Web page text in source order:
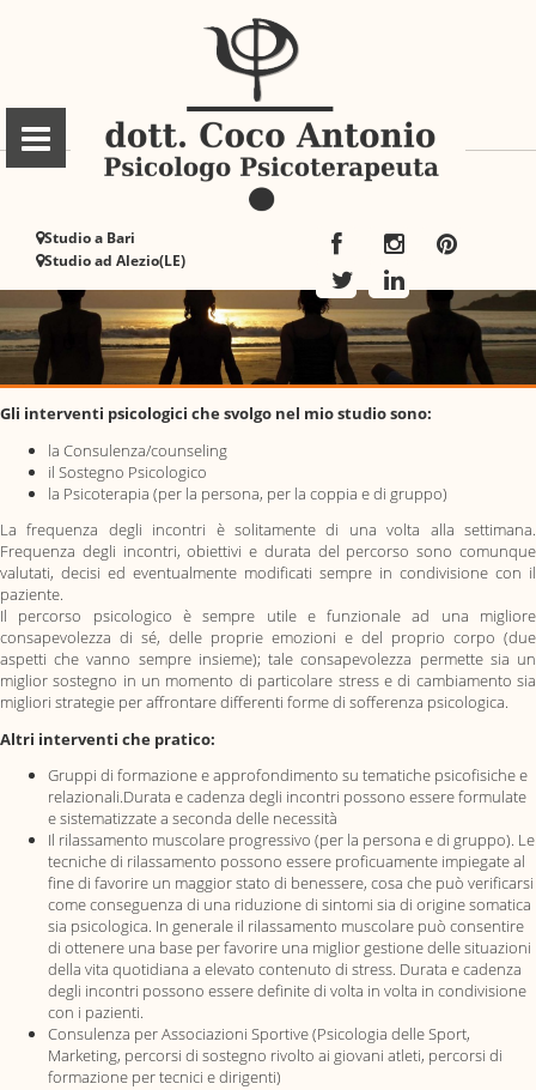
Studio a Bari
Studio ad Alezio(LE)
Gli interventi psicologici che svolgo nel mio studio sono:
la Consulenza/counseling
il Sostegno Psicologico
la Psicoterapia (per la persona, per la coppia e di gruppo)
La frequenza degli incontri è solitamente di una volta alla settimana.
Frequenza degli incontri, obiettivi e durata del percorso sono comunque
valutati, decisi ed eventualmente modificati sempre in condivisione con il
paziente.
Il percorso psicologico è sempre utile e funzionale ad una migliore
consapevolezza di sé, delle proprie emozioni e del proprio corpo (due
aspetti che vanno sempre insieme); tale consapevolezza permette sia un
miglior sostegno in un momento di particolare stress e di cambiamento sia
migliori strategie per affrontare differenti forme di sofferenza psicologica.
Altri interventi che pratico:
Gruppi di formazione e approfondimento su tematiche psicofisiche e
relazionali.Durata e cadenza degli incontri possono essere formulate
e sistematizzate a seconda delle necessità
Il rilassamento muscolare progressivo (per la persona e di gruppo). Le
tecniche di rilassamento possono essere proficuamente impiegate al
fine di favorire un maggior stato di benessere, cosa che può verificarsi
come conseguenza di una riduzione di sintomi sia di origine somatica
sia psicologica. In generale il rilassamento muscolare può consentire
di ottenere una base per favorire una miglior gestione delle situazioni
della vita quotidiana a elevato contenuto di stress. Durata e cadenza
degli incontri possono essere definite di volta in volta in condivisione
con i pazienti.
Consulenza per Associazioni Sportive (Psicologia delle Sport,
Marketing, percorsi di sostegno rivolto ai giovani atleti, percorsi di
formazione per tecnici e dirigenti)